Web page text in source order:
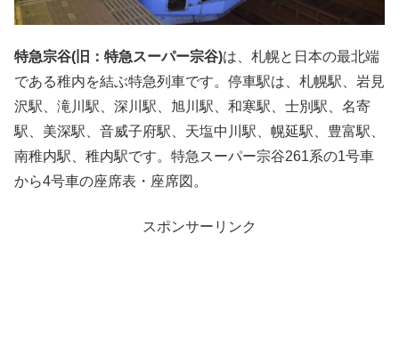
特急宗谷(旧：特急スーパー宗谷)は、札幌と日本の最北端
である稚内を結ぶ特急列車です。停車駅は、札幌駅、岩見
沢駅、滝川駅、深川駅、旭川駅、和寒駅、士別駅、名寄
駅、美深駅、音威子府駅、天塩中川駅、幌延駅、豊富駅、
南稚内駅、稚内駅です。特急スーパー宗谷261系の1号車
から4号車の座席表・座席図。
スポンサーリンク